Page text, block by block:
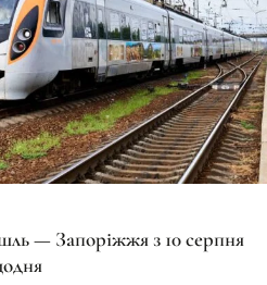
— Запоріжжя з 10 серпня